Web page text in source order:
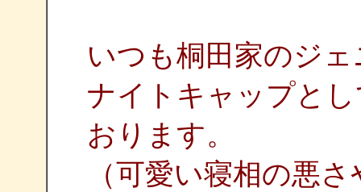
いつも桐田家のジ
ナイトキャップと
おります。
（可愛い寝相の悪